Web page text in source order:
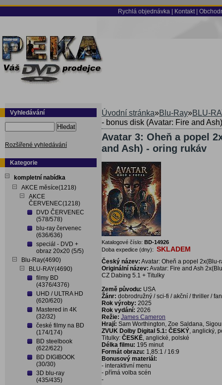
Rychlá objednávka Kontakt
Vyhledávání
Hledat
Rozšířené vyhledávání
Kategorie
kompletní nabídka
AKCE měsíce(1218)
AKCE
ČERVENEC(1218)
DVD ČERVENEC
(578/578)
blu-ray červenec
(636/636)
speciál - DVD +
obraz 20x20 (5/5)
Blu-Ray(4690)
BLU-RAY(4690)
filmy BD
(4376/4376)
UHD / ULTRA HD
(620/620)
Mastered in 4K
(32/32)
české filmy na BD
(174/174)
BD steelbook
(622/622)
BD DIGIBOOK
(30/30)
3D blu-ray
(435/435)
Úvodní stránka»Blu-Ray»BLU-
- bonus disk (Avatar: Fire and
Avatar 3: Oheň a popel
and Ash) - oring rukáv
Katalogové číslo: BD-14926
Doba expedice (dny): SKLADEM
Český název: Avatar: Oheň a popel 2x(Blu-
Originální název: Avatar: Fire and Ash
CZ Dabing 5.1 + Titulky
Země původu: USA
Žánr: dobrodružný / sci-fi / akční / thriller /
Rok výroby: 2025
Rok vydání: 2026
Režie: James Cameron
Hrají: Sam Worthington, Zoe Saldana,
ZVUK Dolby Digital 5.1: ČESKÝ, anglický,
Titulky: ČESKÉ, anglické, polské
Délka filmu: 195 minut
Formát obrazu: 1,85:1 / 16:9
Bonusový materiál:
- interaktivní menu
- přímá volba scén
-